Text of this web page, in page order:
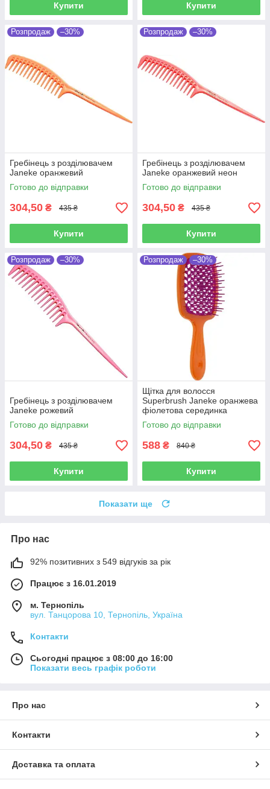
Купити Купити
Розпродаж –30%
Гребінець з розділювачем
Janeke оранжевий
Готово до відправки
304,50 ₴ 435 ₴
Купити
Розпродаж –30%
Гребінець з розділювачем
Janeke оранжевий неон
Готово до відправки
304,50 ₴ 435 ₴
Купити
Розпродаж –30%
Гребінець з розділювачем
Janeke рожевий
Готово до відправки
304,50 ₴ 435 ₴
Купити
Розпродаж –30%
Щітка для волосся
Superbrush Janeke оранжева
фіолетова серединка
Готово до відправки
588 ₴ 840 ₴
Купити
Показати ще
Про нас
92% позитивних з 549 відгуків за рік
Працює з 16.01.2019
м. Тернопіль
вул. Танцорова 10, Тернопіль, Україна
Контакти
Сьогодні працює з 08:00 до 16:00
Показати весь графік роботи
Про нас
Контакти
Доставка та оплата